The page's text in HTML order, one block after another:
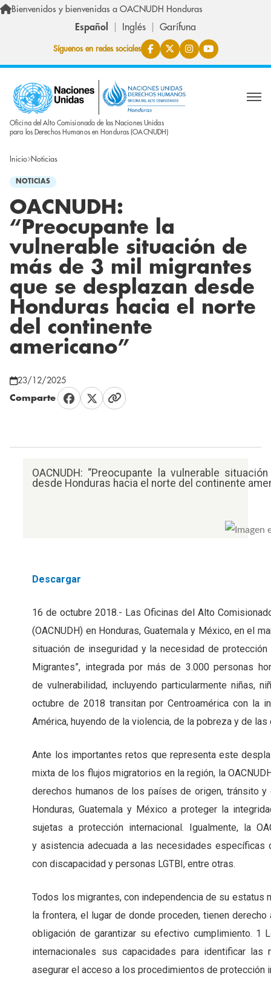
Pasar al contenido principal
Bienvenidos y bienvenidas a OACNUDH Honduras
Español Inglés Garífuna
Síguenos en redes sociales
Oficina del Alto Comisionado de las Naciones Unidas
para los Derechos Humanos en Honduras (OACNUDH)
Inicio Noticias
NOTICIAS
OACNUDH:
“Preocupante la
vulnerable situación de
más de 3 mil migrantes
que se desplazan desde
Honduras hacia el norte
del continente
americano”
23/12/2025
Comparte
OACNUDH: “Preocupante la vulnerable
desde Honduras hacia el norte del continente
Descargar
16 de octubre 2018.- Las Oficinas del Alto
(OACNUDH) en Honduras, Guatemala y México, en el
situación de inseguridad y la necesidad de
Migrantes”, integrada por más de 3.000 personas
de vulnerabilidad, incluyendo particularmente niñas,
octubre de 2018 transitan por Centroamérica con la
América, huyendo de la violencia, de la pobreza y de
Ante los importantes retos que representa este
mixta de los flujos migratorios en la región, la
derechos humanos de los países de origen, tránsito
Honduras, Guatemala y México a proteger la
sujetas a protección internacional. Igualmente, la
y asistencia adecuada a las necesidades
con discapacidad y personas LGTBI, entre otras.
Todos los migrantes, con independencia de su estatus
la frontera, el lugar de donde proceden, tienen
obligación de garantizar su efectivo cumplimiento. 1
internacionales sus capacidades para identificar
asegurar el acceso a los procedimientos de protección